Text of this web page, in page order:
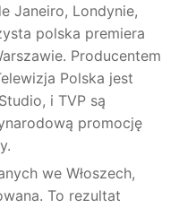
Janeiro, Londynie,
polska premiera
Producentem
Polska jest
i TVP są
promocję
we Włoszech,
To rezultat